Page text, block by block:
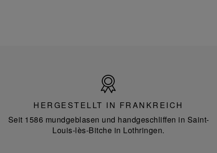
Frankreich
HERGESTELLT IN FRANKREICH
Seit 1586 mundgeblasen und handgeschliffen in Saint-
Louis-lès-Bitche in Lothringen.